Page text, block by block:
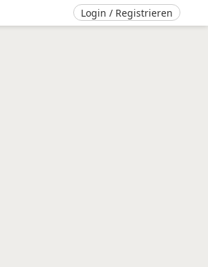
Login / Registrieren